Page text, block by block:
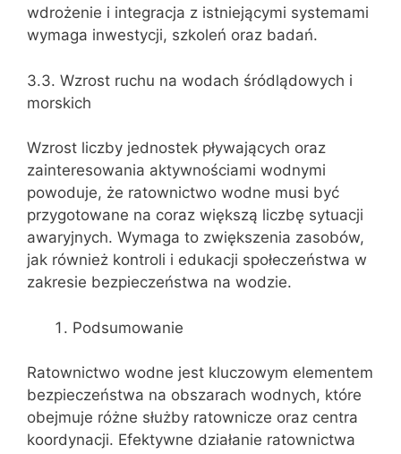
wdrożenie i integracja z istniejącymi systemami
wymaga inwestycji, szkoleń oraz badań.
3.3. Wzrost ruchu na wodach śródlądowych i
morskich
Wzrost liczby jednostek pływających oraz
zainteresowania aktywnościami wodnymi
powoduje, że ratownictwo wodne musi być
przygotowane na coraz większą liczbę sytuacji
awaryjnych. Wymaga to zwiększenia zasobów,
jak również kontroli i edukacji społeczeństwa w
zakresie bezpieczeństwa na wodzie.
Podsumowanie
Ratownictwo wodne jest kluczowym elementem
bezpieczeństwa na obszarach wodnych, które
obejmuje różne służby ratownicze oraz centra
koordynacji. Efektywne działanie ratownictwa